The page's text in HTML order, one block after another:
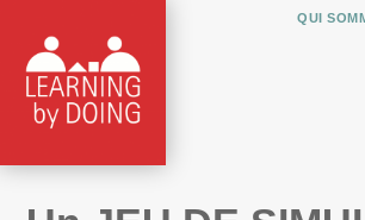
QUI